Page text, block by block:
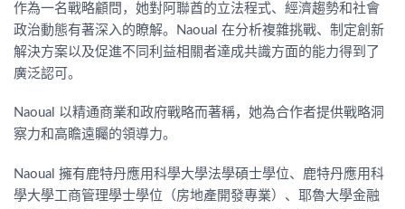
作為一名戰略顧問，她對阿聯酋的立法程式、經濟趨勢和社會
政治動態有著深入的瞭解。Naoual 在分析複雜挑戰、制定創新
解決方案以及促進不同利益相關者達成共識方面的能力得到了
廣泛認可。
Naoual 以精通商業和政府戰略而著稱，她為合作者提供戰略洞
察力和高瞻遠矚的領導力。
Naoual 擁有鹿特丹應用科學大學法學碩士學位、鹿特丹應用科
學大學工商管理學士學位（房地產開發專業）、耶魯大學金融